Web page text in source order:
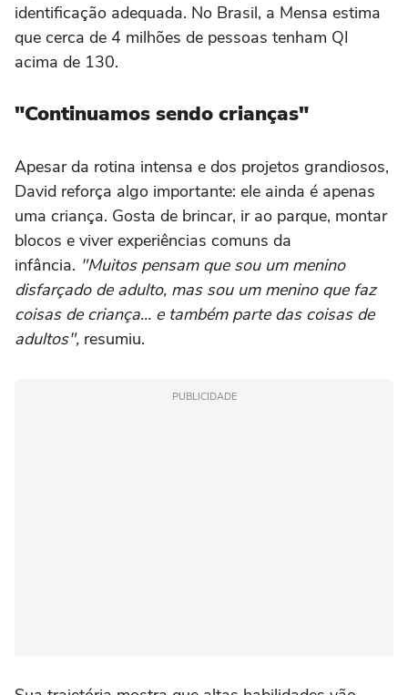
identificação adequada. No Brasil, a Mensa estima
que cerca de 4 milhões de pessoas tenham QI
acima de 130.
"Continuamos sendo crianças"
Apesar da rotina intensa e dos projetos grandiosos,
David reforça algo importante: ele ainda é apenas
uma criança. Gosta de brincar, ir ao parque, montar
blocos e viver experiências comuns da
infância. "Muitos pensam que sou um menino
disfarçado de adulto, mas sou um menino que faz
coisas de criança... e também parte das coisas de
adultos", resumiu.
PUBLICIDADE